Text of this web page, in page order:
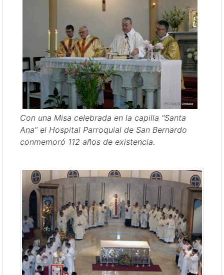
Con una Misa celebrada en la capilla “Santa
Ana” el Hospital Parroquial de San Bernardo
conmemoró 112 años de existencia.